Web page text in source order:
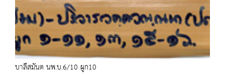
บาลีสมันต นพ.บ.6/10 ผูก10